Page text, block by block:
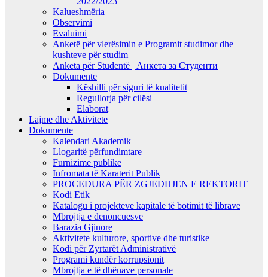
Kalueshmëria
Observimi
Evaluimi
Anketë për vlerësimin e Programit studimor dhe
kushteve për studim
Anketa për Studentë | Анкета за Студенти
Dokumente
Këshilli për siguri të kualitetit
Regullorja për cilësi
Elaborat
Lajme dhe Aktivitete
Dokumente
Kalendari Akademik
Llogaritë përfundimtare
Furnizime publike
Infromata të Karaterit Publik
PROCEDURA PËR ZGJEDHJEN E REKTORIT
Kodi Etik
Katalogu i projekteve kapitale të botimit të librave
Mbrojtja e denoncuesve
Barazia Gjinore
Aktivitete kulturore, sportive dhe turistike
Kodi për Zyrtarët Administrativë
Programi kundër korrupsionit
Mbrojtja e të dhënave personale